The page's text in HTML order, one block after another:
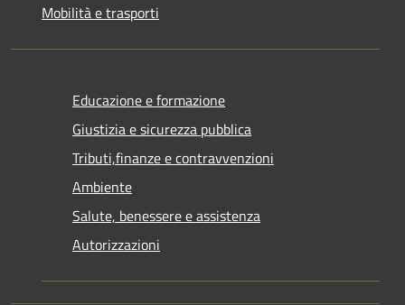
Mobilità e trasporti
Educazione e formazione
Giustizia e sicurezza pubblica
Tributi,finanze e contravvenzioni
Ambiente
Salute, benessere e assistenza
Autorizzazioni